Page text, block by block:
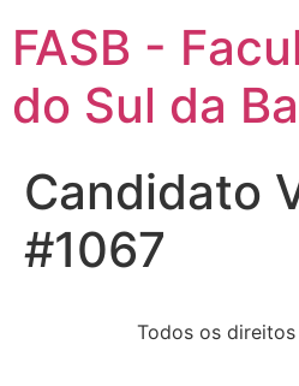
FASB -
do Sul da
Candidato
#1067
Todos os